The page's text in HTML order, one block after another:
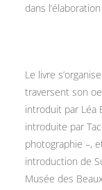
dans
Le livre
traversent son
introduit par Léa
introduite par
photographie –,
introduction de
Musée des